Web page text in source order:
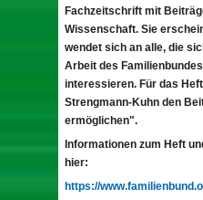
Fachzeitschrift mit
Wissenschaft. Sie
wendet sich an alle, die
Arbeit des
interessieren. Für das
Strengmann-Kuhn den
ermöglichen".
Informationen zum Heft
hier:
https://